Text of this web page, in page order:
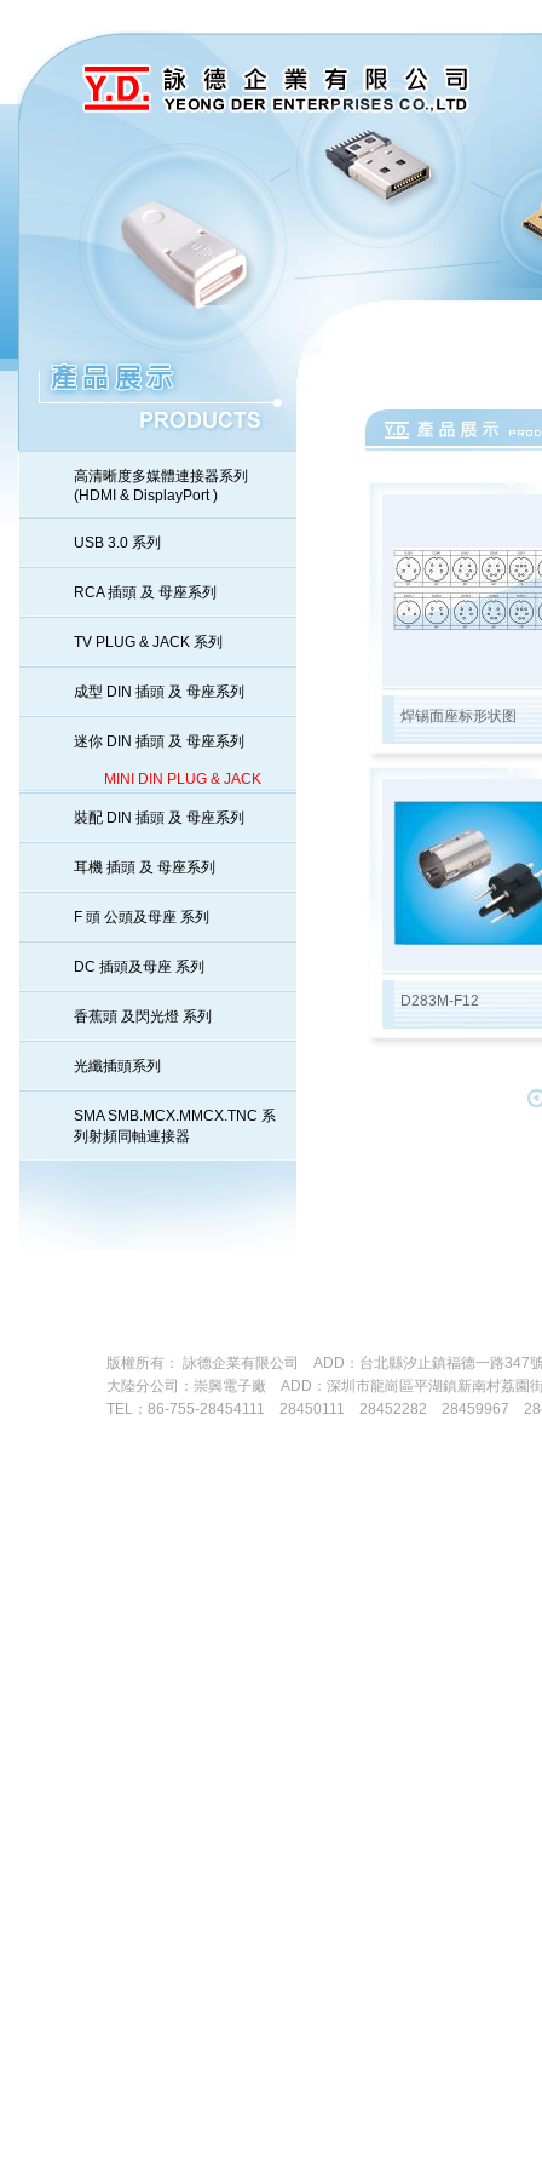
高清晰度多媒體連接器系列
(HDMI & DisplayPort )
USB 3.0 系列
RCA 插頭 及 母座系列
TV PLUG & JACK 系列
成型 DIN 插頭 及 母座系列
迷你 DIN 插頭 及 母座系列
MINI DIN PLUG & JACK
裝配 DIN 插頭 及 母座系列
耳機 插頭 及 母座系列
F 頭 公頭及母座 系列
DC 插頭及母座 系列
香蕉頭 及閃光燈 系列
光纖插頭系列
SMA SMB.MCX.MMCX.TNC 系
列射頻同軸連接器
焊锡面座标形状图
D283M-F12
版權所有： 詠德企業有限公司 ADD：台北縣汐止鎮福德一路
大陸分公司：崇興電子廠 ADD：深圳市龍崗區平湖鎮新南村荔
TEL：86-755-28454111 28450111 28452282 28459967